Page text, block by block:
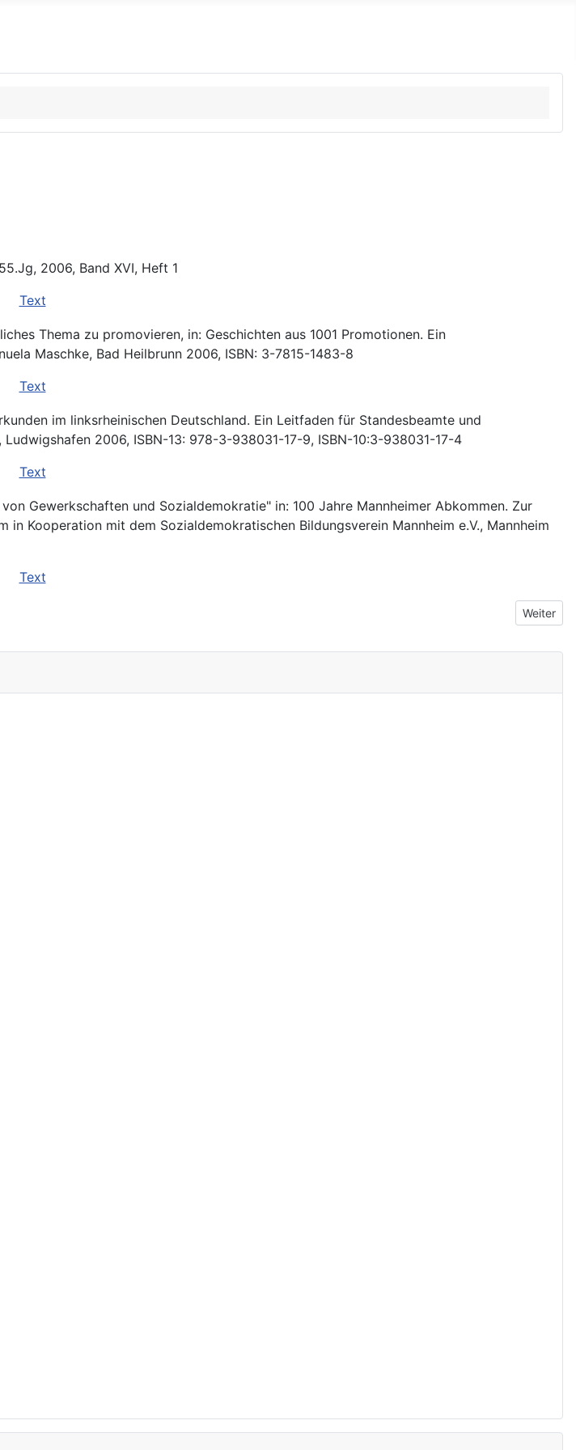
2006, Band XVI, Heft 1
Text
Thema zu promovieren, in: Geschichten aus 1001 Promotionen. Ein
Maschke, Bad Heilbrunn 2006, ISBN: 3-7815-1483-8
Text
im linksrheinischen Deutschland. Ein Leitfaden für Standesbeamte und
2006, ISBN-13: 978-3-938031-17-9, ISBN-10:3-938031-17-4
Text
Gewerkschaften und Sozialdemokratie" in: 100 Jahre Mannheimer Abkommen. Zur
Kooperation mit dem Sozialdemokratischen Bildungsverein Mannheim e.V., Mannheim
Text
Nächster
Weiter